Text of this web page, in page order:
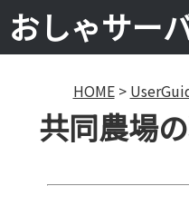
おしゃサー
HOME>
共同農場